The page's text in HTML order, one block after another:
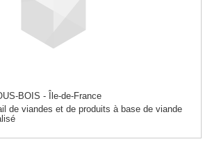
BOIS - Île-de-France
de viandes et de produits à base de viande